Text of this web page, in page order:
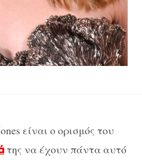
είναι ο ορισμός του
της να έχουν πάντα αυτό